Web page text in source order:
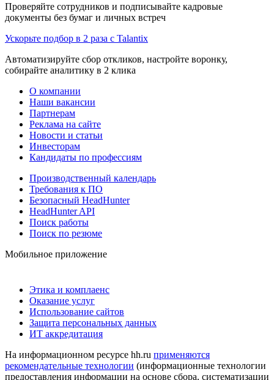
Проверяйте сотрудников и подписывайте кадровые
документы без бумаг и личных встреч
Ускорьте подбор в 2 раза с Talantix
Автоматизируйте сбор откликов, настройте воронку,
собирайте аналитику в 2 клика
О компании
Наши вакансии
Партнерам
Реклама на сайте
Новости и статьи
Инвесторам
Кандидаты по профессиям
Производственный календарь
Требования к ПО
Безопасный HeadHunter
HeadHunter API
Поиск работы
Поиск по резюме
Мобильное приложение
Этика и комплаенс
Оказание услуг
Использование сайтов
Защита персональных данных
ИТ аккредитация
На информационном ресурсе hh.ru применяются
рекомендательные технологии (информационные технологии
предоставления информации на основе сбора, систематизации